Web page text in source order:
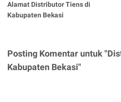
Alamat Distributor Tiens di
Kabupaten Bekasi
Posting Komentar untuk
Kabupaten Bekasi"